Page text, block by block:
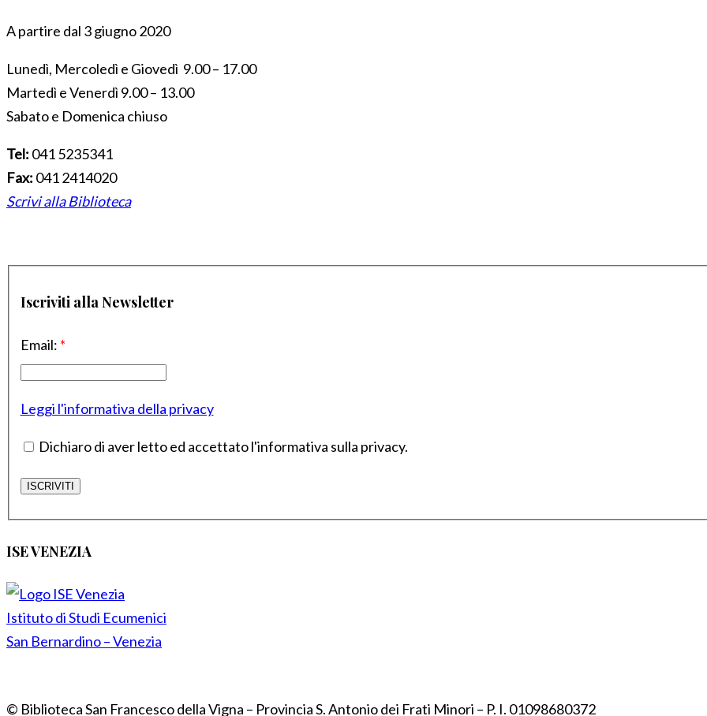
A partire dal 3 giugno 2020
Lunedì, Mercoledì e Giovedì 9.00 – 17.00
Martedì e Venerdì 9.00 – 13.00
Sabato e Domenica chiuso
Tel: 041 5235341
Fax: 041 2414020
Scrivi alla Biblioteca
Iscriviti alla Newsletter
Email: *
Leggi l'informativa della privacy
Dichiaro di aver letto ed accettato l'informativa sulla privacy.
ISE VENEZIA
Istituto di Studi Ecumenici
San Bernardino – Venezia
© Biblioteca San Francesco della Vigna – Provincia S. Antonio dei Frati Minori – P. I. 01098680372